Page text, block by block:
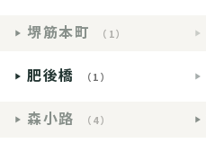
堺筋本町 （1）
肥後橋 （1）
森小路 （4）